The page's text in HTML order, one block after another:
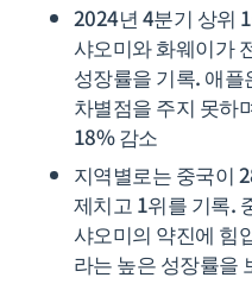
2024년 4분기 상위
샤오미와 화웨이가
성장률을 기록. 애
차별점을 주지 못하
18% 감소
지역별로는 중국이
제치고 1위를 기록.
샤오미의 약진에 힘
라는 높은 성장률을